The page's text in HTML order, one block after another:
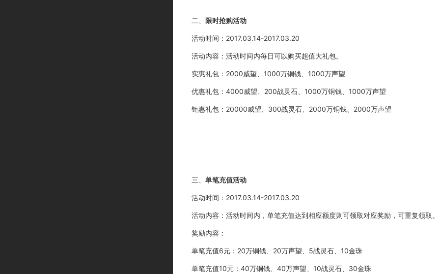
二、 限时抢购活动
活动时间： 2017.03.14-2017.03.20
活动内容：活动时间内每日可以购买超值大礼包。
实惠礼包 ： 2000威望、1000万铜钱、1000万声望
优惠礼包 ： 4000威望、200战灵石、1000万铜钱、1000万声望
钜惠礼包 ： 20000威望、300战灵石、2000万铜钱、2000万声望
三、 单笔充值活动
活动时间： 2017.03.14-2017.03.20
活动内容：活动时间内，单笔充值达到相应额度则可领取对应奖励，可重复领取。
奖励内容：
单笔充值6元： 20万铜钱、20万声望、5战灵石、10金珠
单笔充值10元： 40万铜钱、40万声望、10战灵石、30金珠